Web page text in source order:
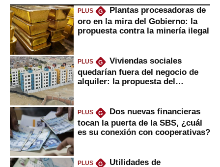
PLUS G
Plantas procesadoras de
oro en la mira del Gobierno: la
propuesta contra la minería ilegal
PLUS G
Viviendas sociales
quedarían fuera del negocio de
alquiler: la propuesta del
PLUS G
Dos nuevas financieras
tocan la puerta de la SBS, ¿cuál
es su conexión con cooperativas?
PLUS G
Utilidades de